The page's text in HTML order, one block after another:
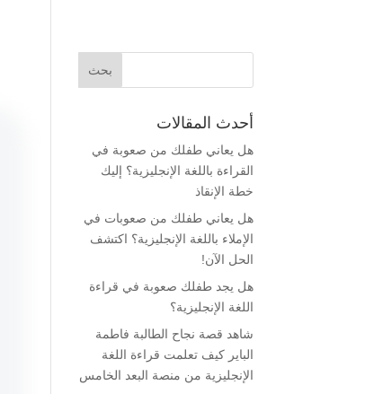
أحدث المقالات
هل يعاني طفلك من صعوبة في
القراءة باللغة الإنجليزية؟ إليك
خطة الإنقاذ
هل يعاني طفلك من صعوبات في
الإملاء باللغة الإنجليزية؟ اكتشف
الحل الآن!
هل يجد طفلك صعوبة في قراءة
اللغة الإنجليزية؟
شاهد قصة نجاح الطالبة فاطمة
الباير كيف تعلمت قراءة اللغة
الإنجليزية من منصة البعد الخامس